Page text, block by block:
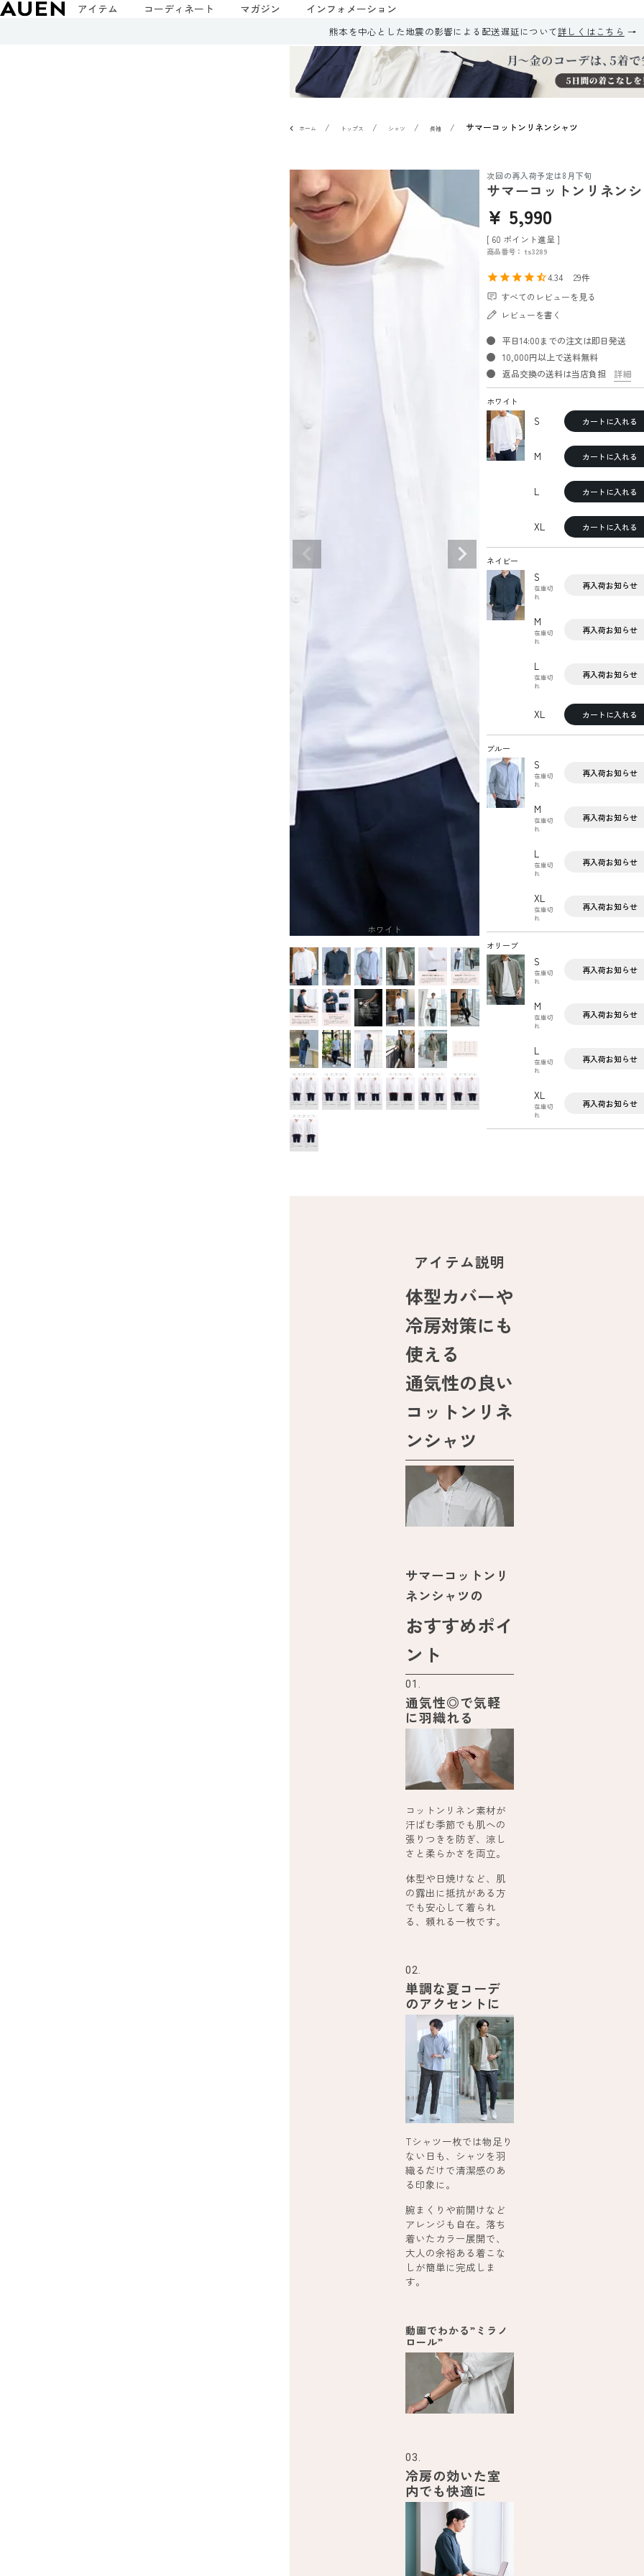
アイテム コーディネート マガジン インフォメーション
熊本を中心とした地震の影響による配送遅延について詳しくはこちら
ホーム トップス シャツ 長袖 サマーコットンリネンシャツ
ホワイト
次回の再入荷予定は8月下旬
サマーコットンリネン
¥ 5,990
[ 60 ポイント進呈 ]
商品番号 ts3289
4.34
29
すべてのレビューを見る
レビューを書く
平日14:00までの注文は即日発送
10,000円以上で送料無料
返品交換の送料は当店負担
詳細
ホワイト
S カートに入れる
M カートに入れる
L カートに入れる
XL カートに入れる
ネイビー
S
在庫切
れ
再入荷お知らせ
M
在庫切
れ
再入荷お知らせ
L
在庫切
れ
再入荷お知らせ
XL カートに入れる
ブルー
S
在庫切
れ
再入荷お知らせ
M
在庫切
れ
再入荷お知らせ
L
在庫切
れ
再入荷お知らせ
XL
在庫切
れ
再入荷お知らせ
オリーブ
S
在庫切
れ
再入荷お知らせ
M
在庫切
れ
再入荷お知らせ
L
在庫切
れ
再入荷お知らせ
XL
在庫切
れ
再入荷お知らせ
アイテム説明
体型カバーや
冷房対策にも
使える
通気性の良い
コットンリネ
ンシャツ
サマーコットンリ
ネンシャツの
おすすめポイ
ント
01.
通気性◎で気軽
に羽織れる
コットンリネン素材が
汗ばむ季節でも肌への
張りつきを防ぎ、涼し
さと柔らかさを両立。
体型や日焼けなど、肌
の露出に抵抗がある方
でも安心して着られ
る、頼れる一枚です。
02.
単調な夏コーデ
のアクセントに
Tシャツ一枚では物足り
ない日も、シャツを羽
織るだけで清潔感のあ
る印象に。
腕まくりや前開けなど
アレンジも自在。落ち
着いたカラー展開で、
大人の余裕ある着こな
しが簡単に完成しま
す。
動画でわかる”ミラノ
ロール”
03.
冷房の効いた室
内でも快適に